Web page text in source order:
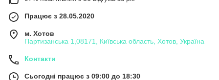
Працює з 28.05.2020
м. Хотов
Партизанська 1,08171, Київська область, Хотов, Україна
Контакти
Сьогодні працює з 09:00 до 18:30